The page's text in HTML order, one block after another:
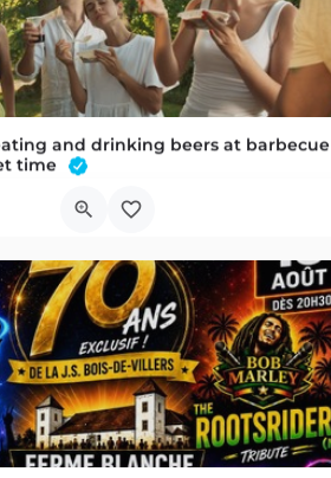
and drinking beers at barbecue
time